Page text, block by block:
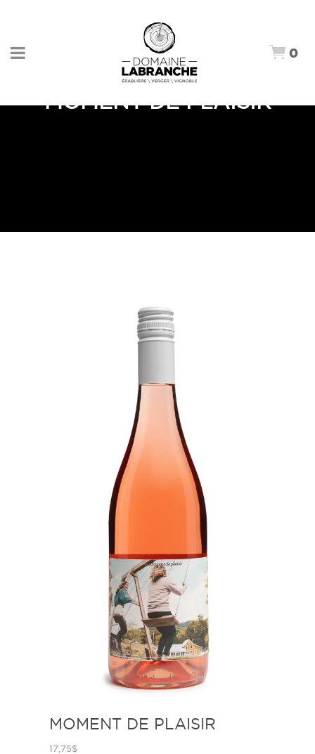
0
MOMENT DE PLAISIR
MOMENT DE PLAISIR
17,75$